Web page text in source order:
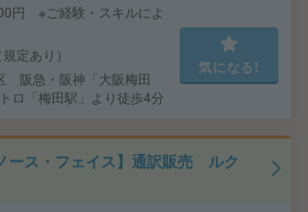
円 ※ご経験・スキルによ
定あり）
阪急・阪神「大阪梅田
ロ「梅田駅」より徒歩4分
気になる!
ース・フェイス】通訳販売 ルク